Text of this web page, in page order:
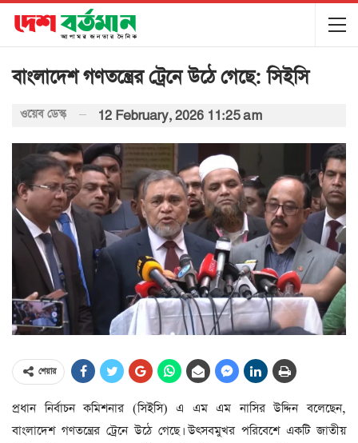
বাংলাদেশ গণতন্ত্রের ট্রেনে উঠে গেছে: সিইসি
ওয়েব ডেস্ক 12 February, 2026 11:25 am
শেয়ার
প্রধান নির্বাচন কমিশনার (সিইসি) এ এম এম নাসির উদ্দিন বলেছেন,
বাংলাদেশ গণতন্ত্রের ট্রেনে উঠে গেছে। উৎসবমুখর পরিবেশে একটি জাতীয়